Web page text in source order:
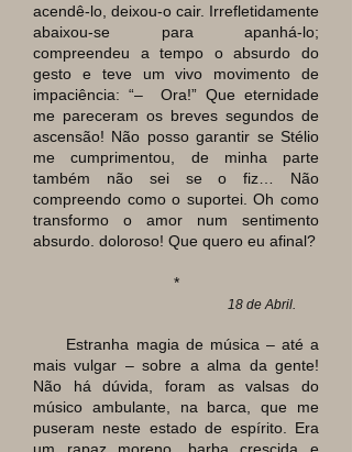
acendê-lo, deixou-o cair. Irrefletidamente
abaixou-se para apanhá-lo;
compreendeu a tempo o absurdo do
gesto e teve um vivo movimento de
impaciência: “– Ora!” Que eternidade
me pareceram os breves segundos de
ascensão! Não posso garantir se Stélio
me cumprimentou, de minha parte
também não sei se o fiz… Não
compreendo como o suportei. Oh como
transformo o amor num sentimento
absurdo. doloroso! Que quero eu afinal?
*
18 de Abril.
Estranha magia de música – até a
mais vulgar – sobre a alma da gente!
Não há dúvida, foram as valsas do
músico ambulante, na barca, que me
puseram neste estado de espírito. Era